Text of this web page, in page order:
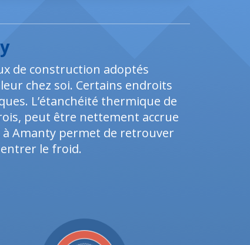
de construction adoptés
chez soi. Certains endroits
L’étanchéité thermique de
peut être nettement accrue
Amanty permet de retrouver
le froid.